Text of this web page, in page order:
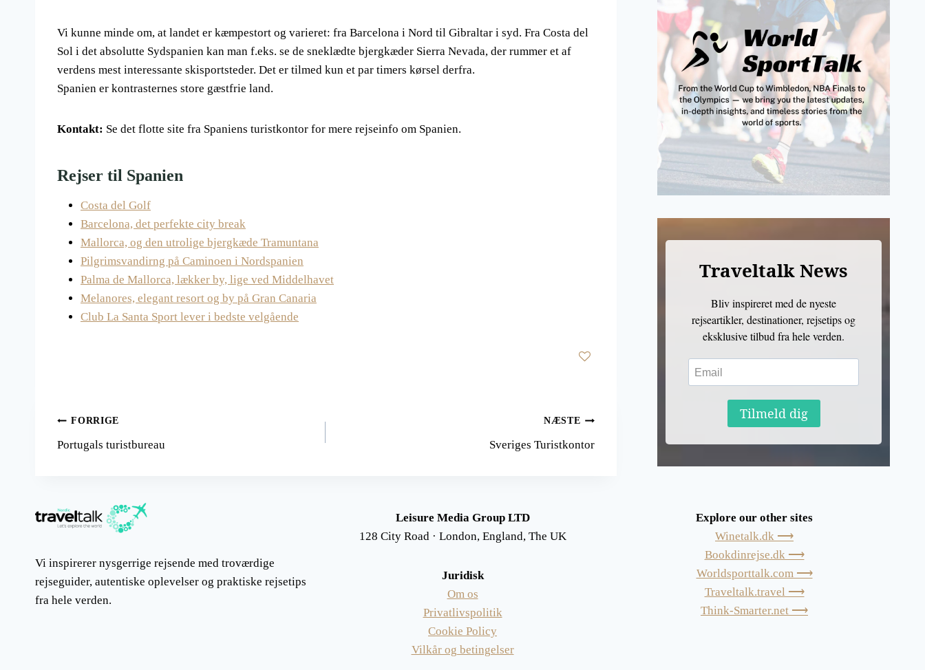
Vi kunne minde om, at landet er kæmpestort og varieret: fra Barcelona i Nord til Gibraltar i syd. Fra Costa del
Sol i det absolutte Sydspanien kan man f.eks. se de sneklædte bjergkæder Sierra Nevada, der rummer et af
verdens mest interessante skisportsteder. Det er tilmed kun et par timers kørsel derfra.
Spanien er kontrasternes store gæstfrie land.
Kontakt: Se det flotte site fra Spaniens turistkontor for mere rejseinfo om Spanien.
Rejser til Spanien
Costa del Golf
Barcelona, det perfekte city break
Mallorca, og den utrolige bjergkæde Tramuntana
Pilgrimsvandirng på Caminoen i Nordspanien
Palma de Mallorca, lækker by, lige ved Middelhavet
Melanores, elegant resort og by på Gran Canaria
Club La Santa Sport lever i bedste velgående
Indlægsnavigation
FORRIGE
Portugals turistbureau
NÆSTE
Sveriges Turistkontor
Traveltalk News
Bliv inspireret med de nyeste
rejseartikler, destinationer, rejsetips og
eksklusive tilbud fra hele verden.
Tilmeld dig
Vi inspirerer nysgerrige rejsende med troværdige
rejseguider, autentiske oplevelser og praktiske rejsetips
fra hele verden.
Leisure Media Group LTD
128 City Road · London, England, The UK
Juridisk
Om os
Privatlivspolitik
Cookie Policy
Vilkår og betingelser
Explore our other sites
Winetalk.dk ⟶
Bookdinrejse.dk ⟶
Worldsporttalk.com ⟶
Traveltalk.travel ⟶
Think-Smarter.net ⟶